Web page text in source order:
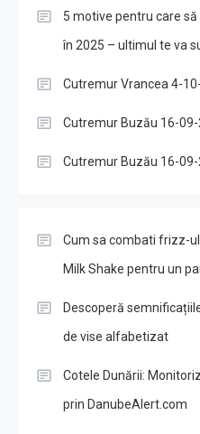
5 motive pentru care
în 2025 – ultimul te va
Cutremur Vrancea 4-
Cutremur Buzău 16-09-
Cutremur Buzău 16-09-
Cum sa combati frizz-
Milk Shake pentru un
Descoperă
de vise alfabetizat
Cotele Dunării:
prin DanubeAlert.com